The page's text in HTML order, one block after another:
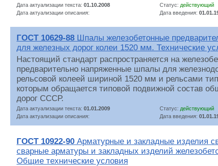
Дата актуализации текста: 01.10.2008 Статус: действующий
Дата актуализации описания:
Дата введения:
ГОСТ 10629-88 Шпалы железобетонные
для железных дорог колеи 1520 мм. Технические
Настоящий стандарт распространяется на
предварительно напряженные шпалы для
рельсовой колеей шириной 1520 мм и рельсами
которым обращается типовой подвижной состав
дорог СССР.
Дата актуализации текста: 01.01.2009 Статус: действующий
Дата актуализации описания:
Дата введения:
ГОСТ 10922-90 Арматурные и закладные изделия
сварные арматуры и закладных изделий
Общие технические условия